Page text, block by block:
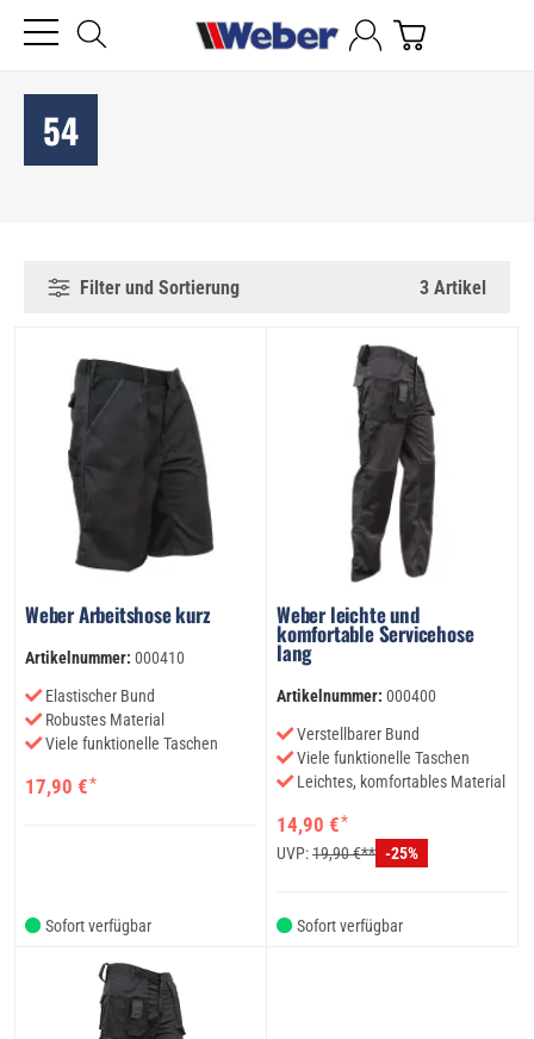
54
Filter und Sortierung 3 Artikel
Weber Arbeitshose kurz
Artikelnummer: 000410
Elastischer Bund
Robustes Material
Viele funktionelle Taschen
17,90 €*
Sofort verfügbar
Weber leichte und
komfortable Servicehose
lang
Artikelnummer: 000400
Verstellbarer Bund
Viele funktionelle Taschen
Leichtes, komfortables Material
14,90 €*
UVP:19,90 €** -25%
Sofort verfügbar